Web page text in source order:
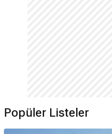
Popüler Listeler